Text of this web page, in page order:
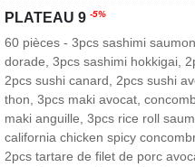
PLATEAU 9 -5%
60 pièces - 3pcs sashimi
dorade, 3pcs sashimi hokkigai,
2pcs sushi canard, 2pcs sushi
thon, 3pcs maki avocat,
maki anguille, 3pcs rice roll
california chicken spicy
2pcs tartare de filet de porc